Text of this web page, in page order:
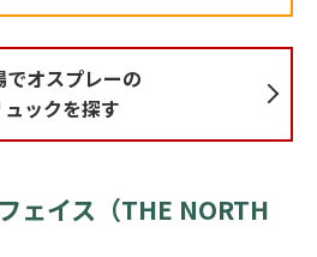
でオスプレーの
ックを探す
ェイス（THE NORTH